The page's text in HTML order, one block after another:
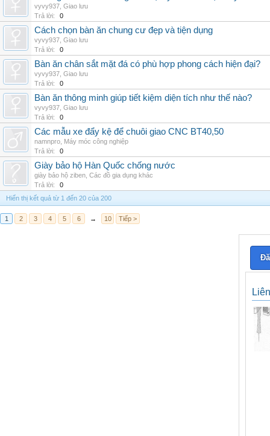
vyvy937 Giao lưu
Trả lời:
0
Cách chọn bàn ăn chung cư đẹp và tiện dụng
vyvy937 Giao lưu
Trả lời:
0
Bàn ăn chân sắt mặt đá có phù hợp phong cách hiện đại?
vyvy937 Giao lưu
Trả lời:
0
Bàn ăn thông minh giúp tiết kiệm diện tích như thế nào?
vyvy937 Giao lưu
Trả lời:
0
Các mẫu xe đẩy kệ để chuôi giao CNC BT40,50
namnpro Máy móc công nghiệp
Trả lời:
0
Giày bảo hộ Hàn Quốc chống nước
giày bảo hộ ziben Các đồ gia dụng khác
Trả lời:
0
Hiển thị kết quả từ 1 đến 20 của 200
1 2 3 4 5 6 → 10 Tiếp >